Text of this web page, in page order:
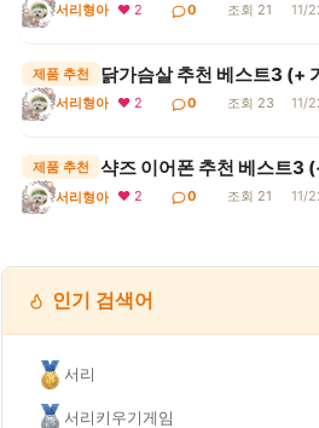
서리형아 ❤ 2 0 조회 21 11/
제품 추천
서리형아 ❤ 2 0 조회 23 11/
제품 추천
서리형아 ❤ 2 0 조회 21 11/
인기 검색어
서리
서리키우기게임